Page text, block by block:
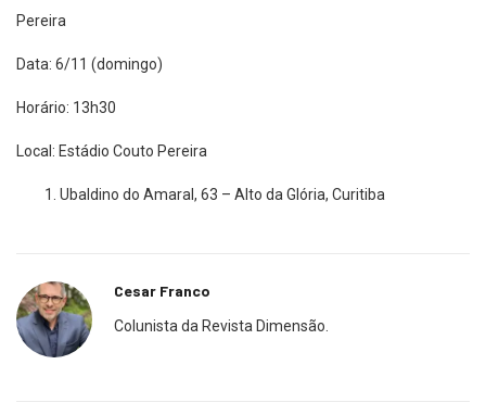
Pereira
Data: 6/11 (domingo)
Horário: 13h30
Local: Estádio Couto Pereira
Ubaldino do Amaral, 63 – Alto da Glória, Curitiba
Cesar Franco
Colunista da Revista Dimensão.